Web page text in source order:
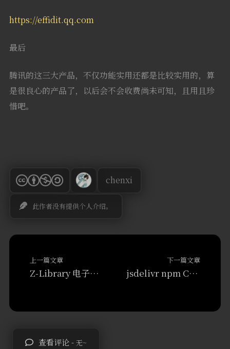
https://effidit.qq.com
最后
腾讯的这三大产品，不仅功能实用还都是比较实用的，算
是很良心的产品了，以后会不会收费尚未可知，且用且珍
惜吧。
chenxi
此作者没有提供个人介绍。
上一篇文章
Z-Library 电子书下载
下一篇文章
jsdelivr npm CDN 国内加速节点
查看评论 -无~